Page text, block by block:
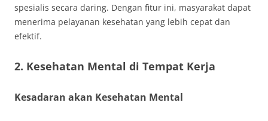
spesialis secara daring. Dengan fitur ini, masyarakat dapat
menerima pelayanan kesehatan yang lebih cepat dan
efektif.
2. Kesehatan Mental di Tempat Kerja
Kesadaran akan Kesehatan Mental